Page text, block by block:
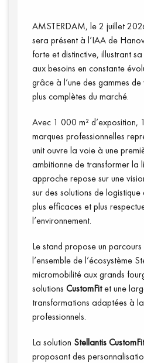
Annuaire
AMSTERDAM, le 2 juillet
sera présent à l’IAA de
forte et distinctive, illustrant
aux besoins en constante
grâce à l’une des gammes
plus complètes du marché.
Avec 1 000 m² d’exposition,
marques professionnelles
unit ouvre la voie à une
ambitionne de transformer la
approche repose sur une
sur des solutions de
plus efficaces et plus
l’environnement.
Le stand propose un
l’ensemble de l’écosystème
micromobilité aux grands
solutions CustomFitet une
transformations adaptées à
professionnels.
La solution Stellantis CustomFit
proposant des